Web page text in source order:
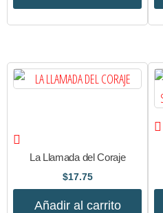
La Llamada del Coraje
$17.75
Añadir al carrito